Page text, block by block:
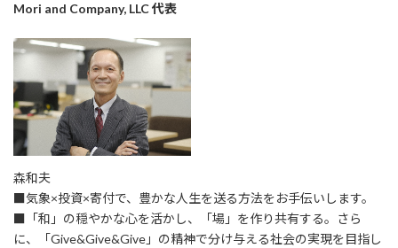
Mori and Company, LLC 代表
森和夫
■気象×投資×寄付で、豊かな人生を送る方法をお手伝いします。
■「和」の穏やかな心を活かし、「場」を作り共有する。さら
に、「Give&Give&Give」の精神で分け与える社会の実現を目指し